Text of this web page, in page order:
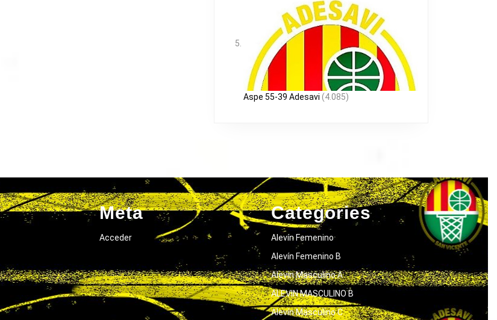
Aspe 55-39 Adesavi (4.085)
Meta
Acceder
Categories
Alevín Femenino
Alevín Femenino B
Alevín Masculino A
ALEVIN MASCULINO B
Alevín Masculino C